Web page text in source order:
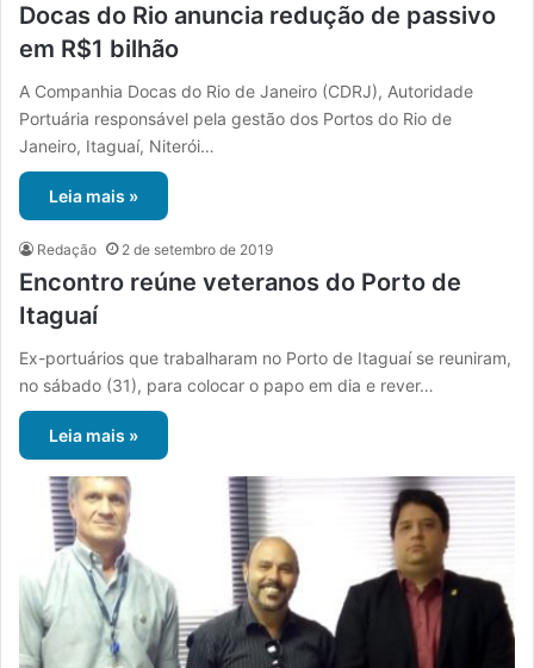
Docas do Rio anuncia redução de passivo
em R$1 bilhão
A Companhia Docas do Rio de Janeiro (CDRJ), Autoridade
Portuária responsável pela gestão dos Portos do Rio de
Janeiro, Itaguaí, Niterói…
Leia mais »
Redação 2 de setembro de 2019
Encontro reúne veteranos do Porto de
Itaguaí
Ex-portuários que trabalharam no Porto de Itaguaí se reuniram,
no sábado (31), para colocar o papo em dia e rever…
Leia mais »